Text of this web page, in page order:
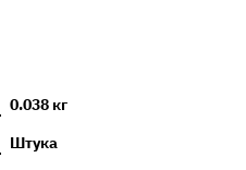
0.038 кг
Штука